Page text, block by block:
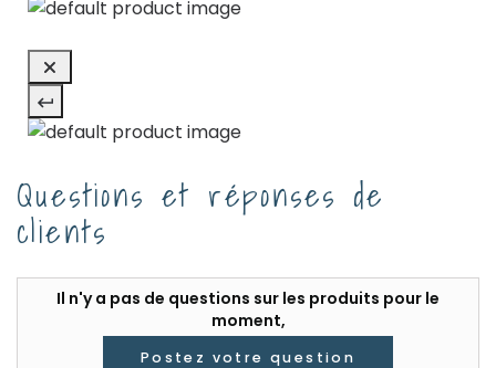
Questions et réponses de
clients
Il n'y a pas de questions sur les produits pour le
moment,
Postez votre question